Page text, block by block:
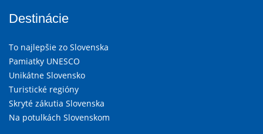
Destinácie
To najlepšie zo Slovenska
Pamiatky UNESCO
Unikátne Slovensko
Turistické regióny
Skryté zákutia Slovenska
Na potulkách Slovenskom